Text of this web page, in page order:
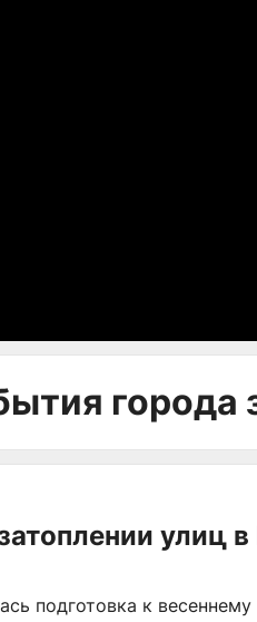
города
улиц
подготовка к весеннему